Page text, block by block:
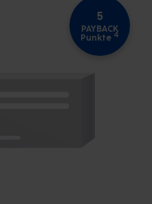
5
PAYBACK
Punkte 4